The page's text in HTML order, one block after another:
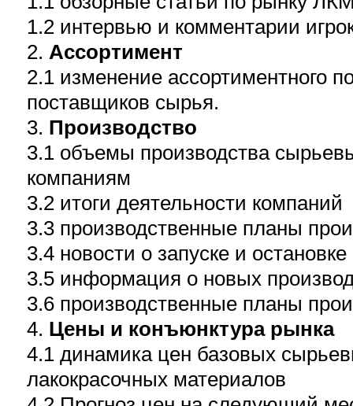
1.2 интервью и комментарии
2. Ассортимент
2.1 изменение ассортиментного
поставщиков сырья.
3. Производство
3.1 объемы производства
компаниям
3.2 итоги деятельности компаний
3.3 производственные планы
3.4 новости о запуске и
3.5 информация о новых
3.6 производственные планы
4. Цены и конъюнктура рынка
4.1 динамика цен базовых
лакокрасочных материалов